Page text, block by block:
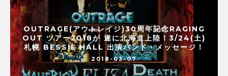
OUTRAGE(アウトレイジ)30周年記念RAGING
OUT ツアー2018が 遂に北海道上陸！3/24(土)
札幌 BESSIE HALL 出演バンド・メッセージ！
2018-03-07